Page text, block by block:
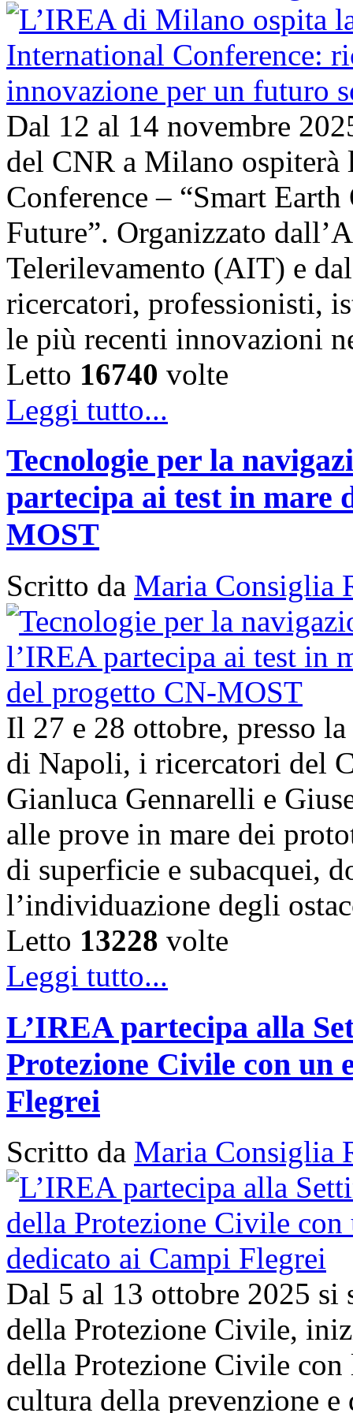
Dal 12 al 14 novembre
del CNR a Milano
Conference – “Smart
Future”. Organizzato
Telerilevamento (AIT) e
ricercatori, professionisti,
le più recenti innovazioni
Letto 16740 volte
Leggi tutto...
Tecnologie per la
partecipa ai test in mare
MOST
Scritto da Maria Consiglia
Il 27 e 28 ottobre, presso
di Napoli, i ricercatori del
Gianluca Gennarelli e
alle prove in mare dei
di superficie e subacquei,
l’individuazione degli
Letto 13228 volte
Leggi tutto...
L’IREA partecipa alla
Protezione Civile con un
Flegrei
Scritto da Maria Consiglia
Dal 5 al 13 ottobre 2025 si
della Protezione Civile,
della Protezione Civile
cultura della prevenzione